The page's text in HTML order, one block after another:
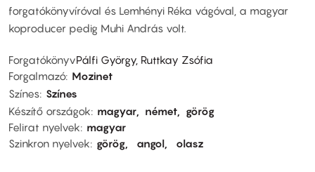
forgatókönyvíróval és Lemhényi Réka vágóval, a magyar
koproducer pedig Muhi András volt.
ForgatókönyvPálfi György, Ruttkay Zsófia
Forgalmazó Mozinet
Színes Színes
Készítő országok
magyar német
görög
Felirat nyelvek
magyar
Szinkron nyelvek
görög angol olasz